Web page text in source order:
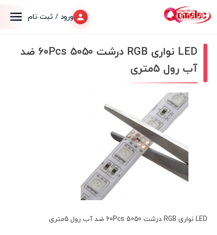
ورود / ثبت نام
LED نواری RGB درشت 5050 60Pcs ضد
آب رول 5متری
LED نواری RGB درشت 5050 60Pcs ضد آب رول 5متری